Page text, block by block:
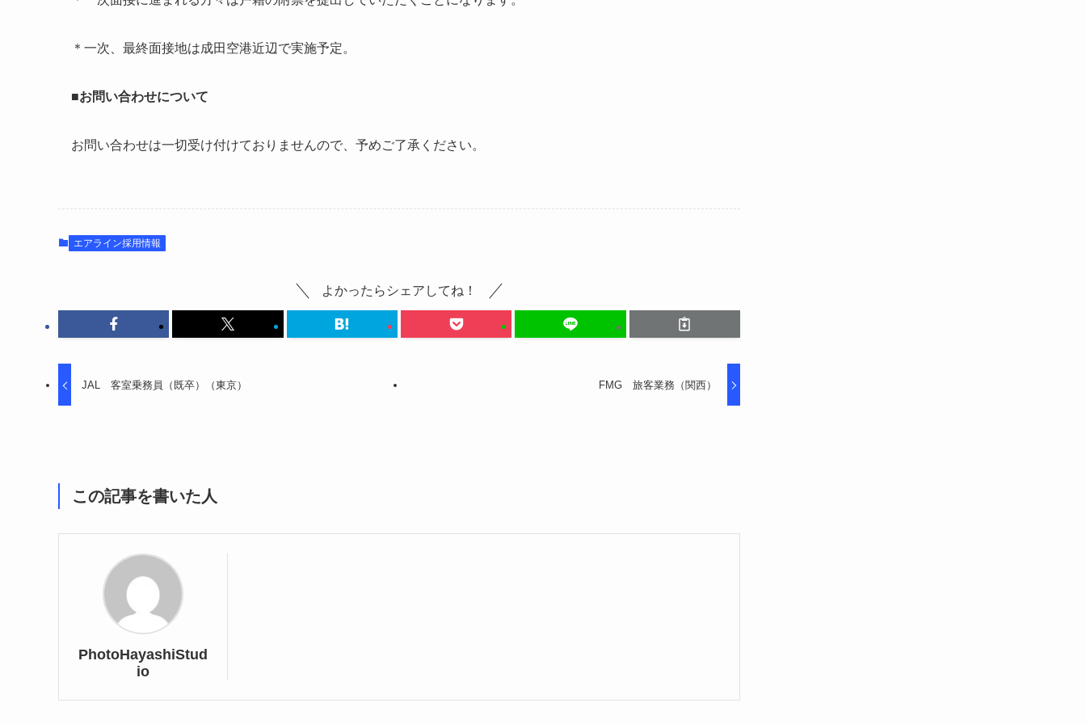
＊一次、最終面接地は成田空港近辺で実施予定。
■お問い合わせについて
お問い合わせは一切受け付けておりませんので、予めご了承ください。
エアライン採用情報
よかったらシェアしてね！
JAL 客室乗務員（既卒）（東京） FMG 旅客業務（関西）
この記事を書いた人
PhotoHayashiStud
io